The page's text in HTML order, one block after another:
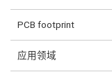
PCB footprint
应用领域